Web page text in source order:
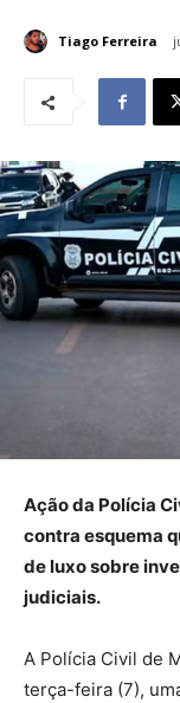
Tiago Ferreira
Ação da Polícia
contra esquema
de luxo sobre
judiciais.
A Polícia Civil de
terça-feira (7),